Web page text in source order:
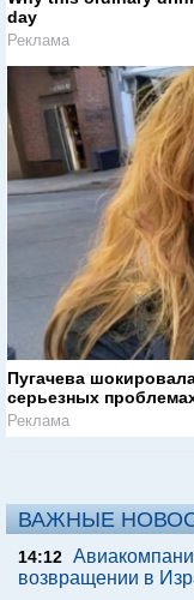
day
Реклама
Пугачева
серьезных
Реклама
ВАЖНЫЕ
14:12
возвращении в